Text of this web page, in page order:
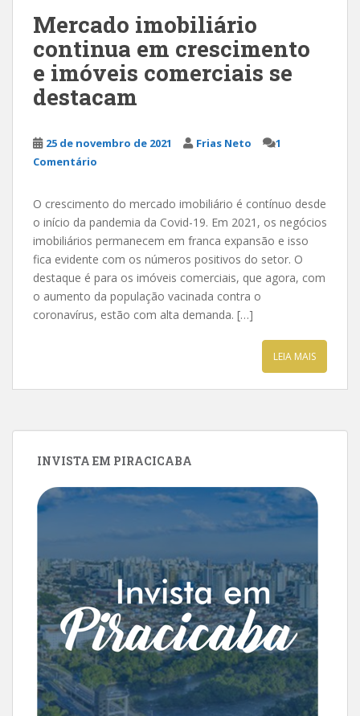
Mercado imobiliário
continua em crescimento
e imóveis comerciais se
destacam
25 de novembro de 2021 Frias Neto
1
Comentário
O crescimento do mercado imobiliário é contínuo desde
o início da pandemia da Covid-19. Em 2021, os negócios
imobiliários permanecem em franca expansão e isso
fica evidente com os números positivos do setor. O
destaque é para os imóveis comerciais, que agora, com
o aumento da população vacinada contra o
coronavírus, estão com alta demanda. […]
LEIA MAIS
INVISTA EM PIRACICABA